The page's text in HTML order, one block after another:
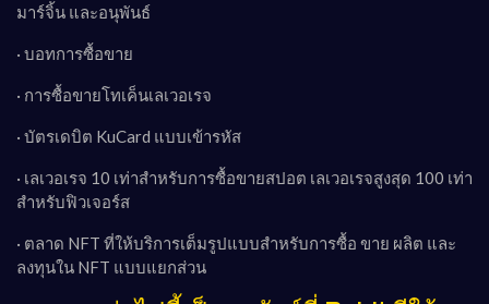
มาร์จิ้น และอนุพันธ์
· บอทการซื้อขาย
· การซื้อขายโทเค็นเลเวอเรจ
· บัตรเดบิต KuCard แบบเข้ารหัส
· เลเวอเรจ 10 เท่าสำหรับการซื้อขายสปอต เลเวอเรจสูงสุด 100 เท่า
สำหรับฟิวเจอร์ส
· ตลาด NFT ที่ให้บริการเต็มรูปแบบสำหรับการซื้อ ขาย ผลิต และ
ลงทุนใน NFT แบบแยกส่วน